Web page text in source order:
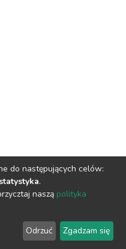
© 2002-2026LYRASIS
policy Regulations
do następujących celów:
.
naszą polityka
Odrzuć Zgadzam się